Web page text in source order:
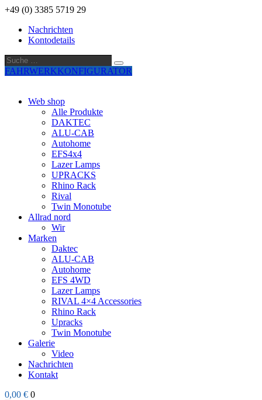
+49 (0) 3385 5719 29
Nachrichten
Kontodetails
Suche
…
Suche
FAHRWERKKONFIGURATOR
Web shop
Alle Produkte
DAKTEC
ALU-CAB
Autohome
EFS4x4
Lazer Lamps
UPRACKS
Rhino Rack
Rival
Twin Monotube
Allrad nord
Wir
Marken
Daktec
ALU-CAB
Autohome
EFS 4WD
Lazer Lamps
RIVAL 4×4 Accessories
Rhino Rack
Upracks
Twin Monotube
Galerie
Video
Nachrichten
Kontakt
0,00 € 0